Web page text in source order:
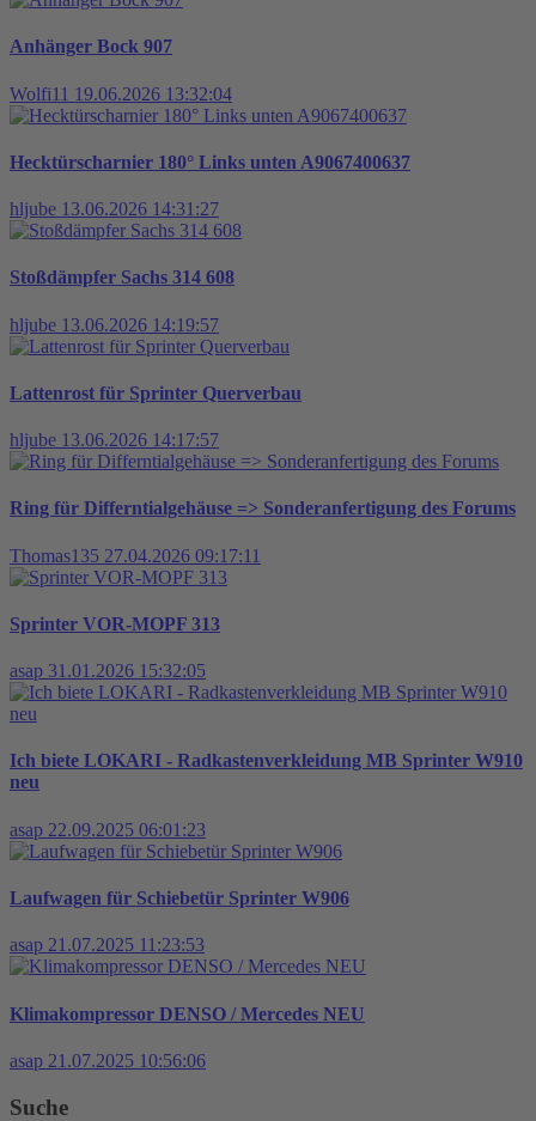
Anhänger Bock 907
Wolfi11 19.06.2026 13:32:04
Hecktürscharnier 180° Links unten A9067400637
hljube 13.06.2026 14:31:27
Stoßdämpfer Sachs 314 608
hljube 13.06.2026 14:19:57
Lattenrost für Sprinter Querverbau
hljube 13.06.2026 14:17:57
Ring für Differntialgehäuse => Sonderanfertigung des Forums
Thomas135 27.04.2026 09:17:11
Sprinter VOR-MOPF 313
asap 31.01.2026 15:32:05
Ich biete LOKARI - Radkastenverkleidung MB Sprinter W910
neu
asap 22.09.2025 06:01:23
Laufwagen für Schiebetür Sprinter W906
asap 21.07.2025 11:23:53
Klimakompressor DENSO / Mercedes NEU
asap 21.07.2025 10:56:06
Suche